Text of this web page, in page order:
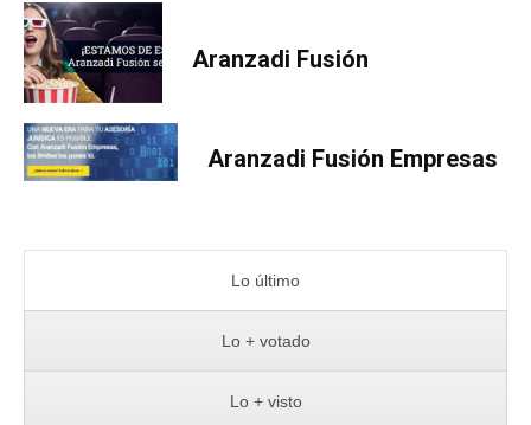
Aranzadi Fusión
Aranzadi Fusión Empresas
Lo último
Lo + votado
Lo + visto